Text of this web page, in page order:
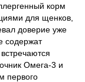
корм
для щенков,
доверие уже
содержат
Омега-3 и
первого